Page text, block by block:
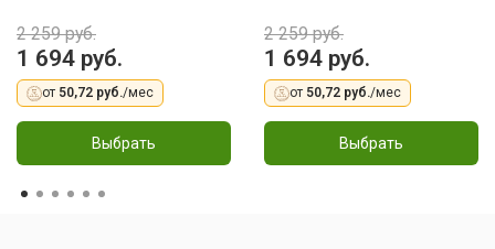
2 259 руб.
1 694 руб.
от 50,72 руб./мес
Выбрать
2 259 руб.
1 694 руб.
от 50,72 руб./мес
Выбрать